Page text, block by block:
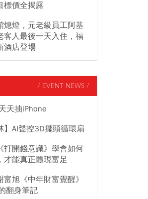
標價全揭露
熄燈，元老級員工阿基
人最後一天入住，福
酒店登場
/ EVENT NEWS /
天抽iPhone
】AI聲控3D擺頭循環扇
打開錢意識》學會如何
才能真正體現富足
旭《中年財富覺醒》
翻身筆記